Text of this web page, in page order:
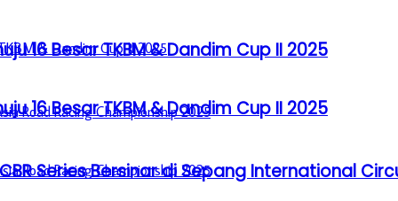
16 Besar TKBM & Dandim Cup II 2025
Series Bersinar di Sepang International
16 Besar TKBM & Dandim Cup II 2025